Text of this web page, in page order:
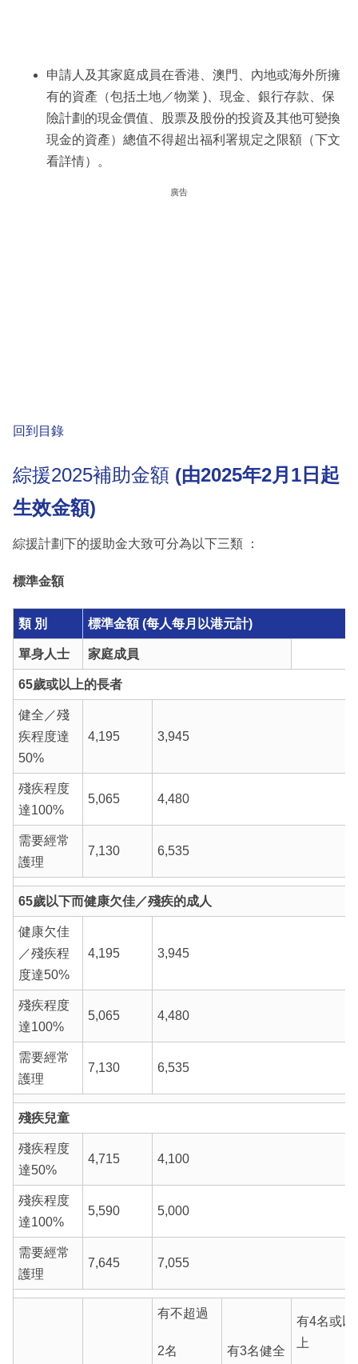
申請人及其家庭成員在香港、澳門、內地或海外所擁
有的資產（包括土地／物業 )、現金、銀行存款、保
險計劃的現金價值、股票及股份的投資及其他可變換
現金的資產）總值不得超出福利署規定之限額（下文
看詳情）。
廣告
回到目錄
綜援2025補助金額 (由2025年2月1日起
生效金額)
綜援計劃下的援助金大致可分為以下三類 ：
標準金額
類 別 標準金額 (每人每月以港元計)
單身人士 家庭成員
65歲或以上的長者
健全／殘
疾程度達
50%
4,195 3,945
殘疾程度
達100%
5,065 4,480
需要經常
護理
7,130 6,535
65歲以下而健康欠佳／殘疾的成人
健康欠佳
／殘疾程
度達50%
4,195 3,945
殘疾程度
達100%
5,065 4,480
需要經常
護理
7,130 6,535
殘疾兒童
殘疾程度
達50%
4,715 4,100
殘疾程度
達100%
5,590 5,000
需要經常
護理
7,645 7,055
有不超過
2名
有3名健全
有4名或以
上